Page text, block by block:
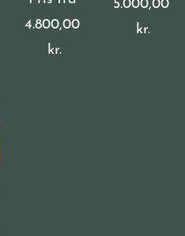
4.800,00
kr.
5.000,00
kr.